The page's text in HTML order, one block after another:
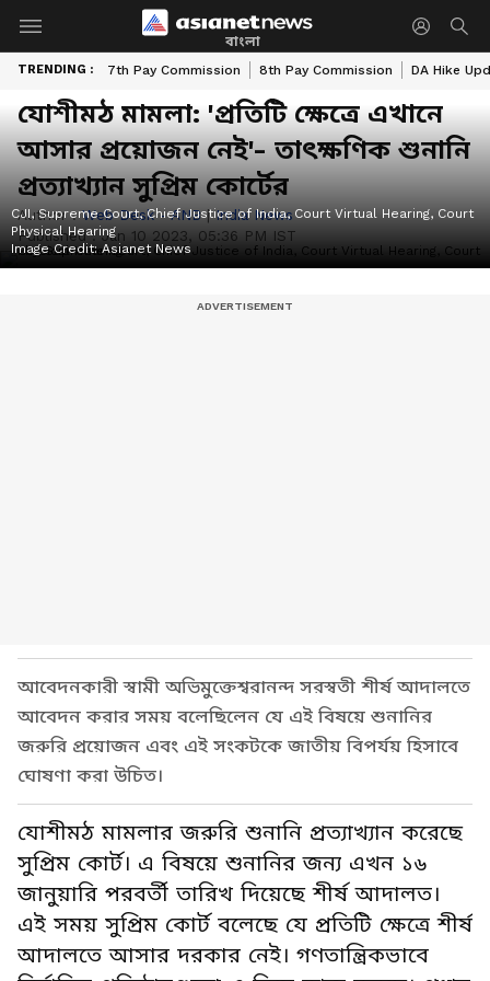
বাংলা
TRENDING : 7th Pay Commission 8th Pay Commission DA Hike
যোশীমঠ মামলা: 'প্রতিটি ক্ষেত্রে এখানে
আসার প্রয়োজন নেই'- তাৎক্ষণিক শুনানি
প্রত্যাখ্যান সুপ্রিম কোর্টের
Author :Web Desk - ANB|India News
Published :Jan 10 2023, 05:36 PM IST
CJI, Supreme Court, Chief Justice of India, Court Virtual Hearing, Court
Physical Hearing
Image Credit:Asianet News
আবেদনকারী স্বামী অভিমুক্তেশ্বরানন্দ সরস্বতী শীর্ষ আদালতে
আবেদন করার সময় বলেছিলেন যে এই বিষয়ে শুনানির
জরুরি প্রয়োজন এবং এই সংকটকে জাতীয় বিপর্যয় হিসাবে
ঘোষণা করা উচিত।
যোশীমঠ মামলার জরুরি শুনানি প্রত্যাখ্যান করেছে
সুপ্রিম কোর্ট। এ বিষয়ে শুনানির জন্য এখন ১৬
জানুয়ারি পরবর্তী তারিখ দিয়েছে শীর্ষ আদালত।
এই সময় সুপ্রিম কোর্ট বলেছে যে প্রতিটি ক্ষেত্রে শীর্ষ
আদালতে আসার দরকার নেই। গণতান্ত্রিকভাবে